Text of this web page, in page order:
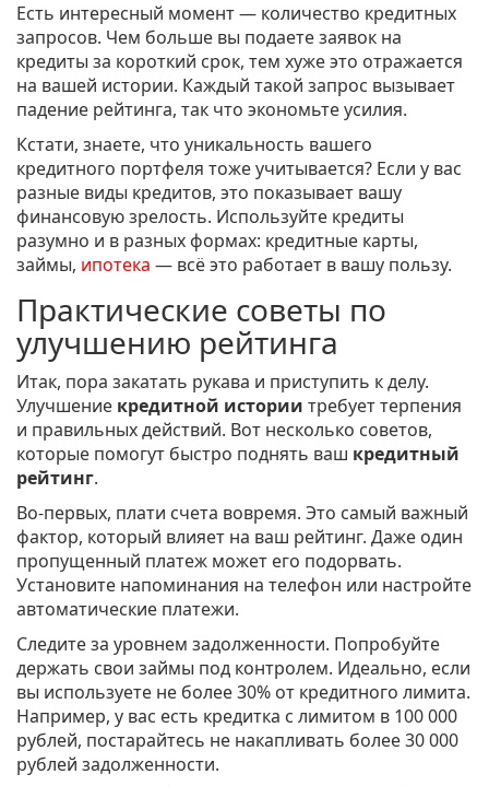
Есть интересный момент — количество кредитных
запросов. Чем больше вы подаете заявок на
кредиты за короткий срок, тем хуже это отражается
на вашей истории. Каждый такой запрос вызывает
падение рейтинга, так что экономьте усилия.
Кстати, знаете, что уникальность вашего
кредитного портфеля тоже учитывается? Если у вас
разные виды кредитов, это показывает вашу
финансовую зрелость. Используйте кредиты
разумно и в разных формах: кредитные карты,
займы, ипотека — всё это работает в вашу пользу.
Практические советы по
улучшению рейтинга
Итак, пора закатать рукава и приступить к делу.
Улучшение кредитной истории требует терпения
и правильных действий. Вот несколько советов,
которые помогут быстро поднять ваш кредитный
рейтинг.
Во-первых, плати счета вовремя. Это самый важный
фактор, который влияет на ваш рейтинг. Даже один
пропущенный платеж может его подорвать.
Установите напоминания на телефон или настройте
автоматические платежи.
Следите за уровнем задолженности. Попробуйте
держать свои займы под контролем. Идеально, если
вы используете не более 30% от кредитного лимита.
Например, у вас есть кредитка с лимитом в 100 000
рублей, постарайтесь не накапливать более 30 000
рублей задолженности.